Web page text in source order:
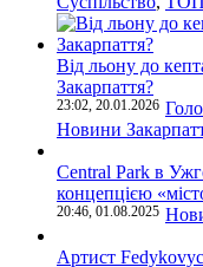
Від льону до
Закарпаття?
23:02, 20.01.2026
Новини
Central Park в
концепцією
20:46, 01.08.2025
Артист